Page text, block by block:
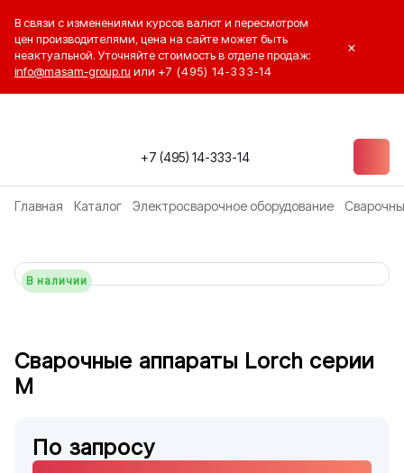
В связи с изменениями курсов валют и пересмотром
цен производителями, цена на сайте может быть
неактуальной. Уточняйте стоимость в отделе продаж:
info@masam-group.ru или +7 (495) 14‑333‑14
×
+7 (495) 14-333-14
Главная Каталог Электросварочное оборудование
В наличии
Сварочные аппараты Lorch серии
М
По запросу